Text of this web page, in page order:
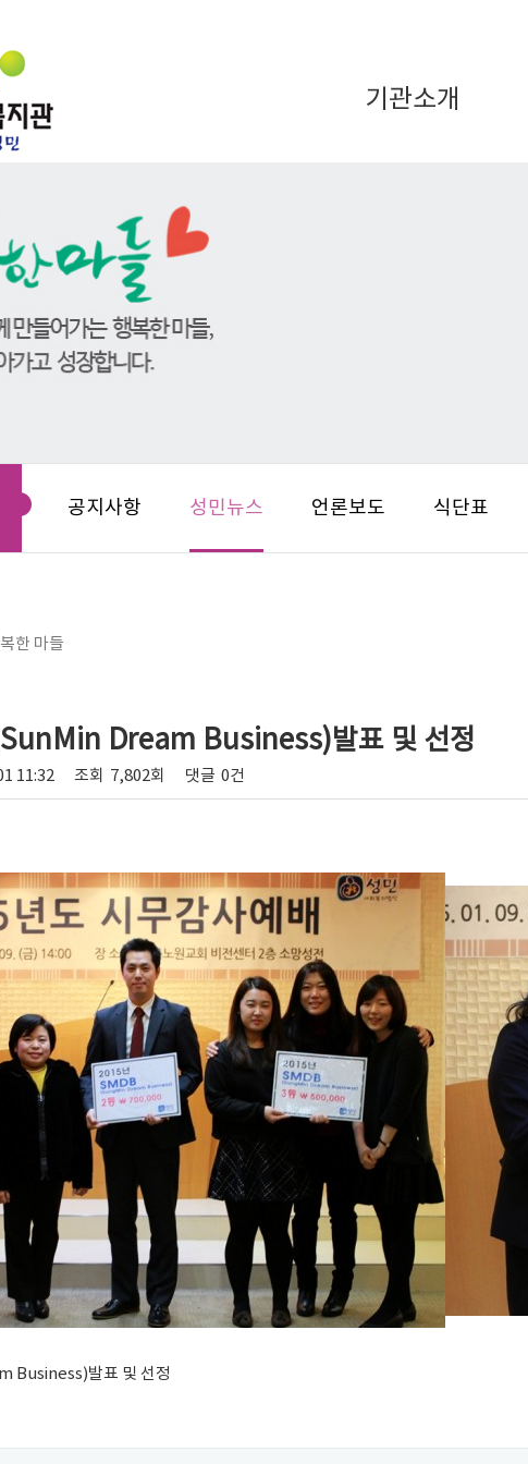
기관소개
공지사항 성민뉴스 언론보도 식단표
한 마들
Dream Business)발표 및 선정
11:32 조회 7,802회 댓글 0건
Business)발표 및 선정